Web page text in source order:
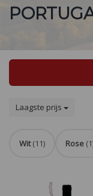
Laagste prijs
Wit (11) Rose